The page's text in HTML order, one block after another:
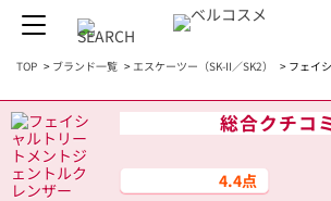
TOP > ブランド一覧 > エスケーツー（SK-II／SK2） > フェイ
総合クチコ
4.4点